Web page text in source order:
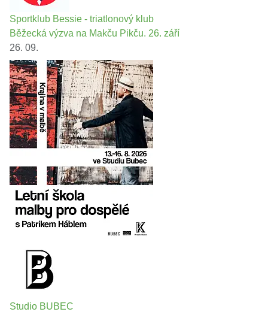
Sportklub Bessie - triatlonový klub
Běžecká výzva na Makču Pikču. 26. září
26. 09.
Studio BUBEC